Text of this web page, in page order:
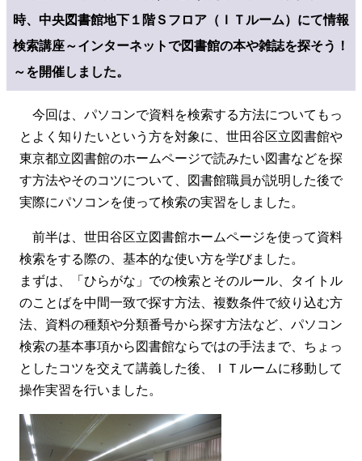
時、中央図書館地下１階Ｓフロア（ＩＴルーム）にて情報
検索講座～インターネットで図書館の本や雑誌を探そう！
～を開催しました。
今回は、パソコンで資料を検索する方法についてもっ
とよく知りたいという方を対象に、世田谷区立図書館や
東京都立図書館のホームページで読みたい図書などを探
す方法やそのコツについて、図書館職員が説明した後で
実際にパソコンを使って検索の実習をしました。
前半は、世田谷区立図書館ホームページを使って資料
検索をする際の、基本的な使い方を学びました。
まずは、「ひらがな」での検索とそのルール、タイトル
のことばを中間一致で探す方法、複数条件で絞り込む方
法、資料の種類や分類番号から探す方法など、パソコン
検索の基本事項から図書館ならではの手法まで、ちょっ
としたコツを交えて講義した後、ＩＴルームに移動して
操作実習を行いました。